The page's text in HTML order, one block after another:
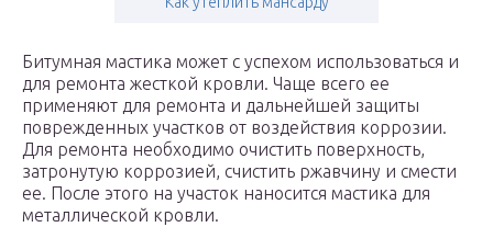
Битумная мастика может с успехом использоваться и
для ремонта жесткой кровли. Чаще всего ее
применяют для ремонта и дальнейшей защиты
поврежденных участков от воздействия коррозии.
Для ремонта необходимо очистить поверхность,
затронутую коррозией, счистить ржавчину и смести
ее. После этого на участок наносится мастика для
металлической кровли.